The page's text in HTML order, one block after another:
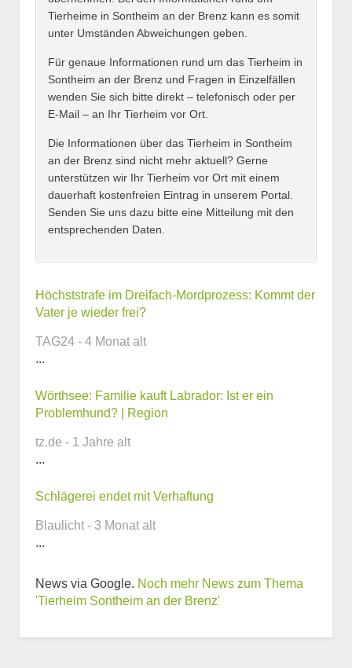
Name des Tierheims*
Kontaktmöglichkeiten
E-Mail-Adresse
Telefonnummer
Weitere Informationen
zum Tierheim
Tierheime in Sontheim an der Brenz kann es somit
unter Umständen Abweichungen geben.
Für genaue Informationen rund um das Tierheim in
Sontheim an der Brenz und Fragen in Einzelfällen
wenden Sie sich bitte direkt – telefonisch oder per
E-Mail – an Ihr Tierheim vor Ort.
Die Informationen über das Tierheim in Sontheim
an der Brenz sind nicht mehr aktuell? Gerne
unterstützen wir Ihr Tierheim vor Ort mit einem
dauerhaft kostenfreien Eintrag in unserem Portal.
Senden Sie uns dazu bitte eine Mitteilung mit den
entsprechenden Daten.
Höchststrafe im Dreifach-Mordprozess: Kommt der
Vater je wieder frei?
TAG24 - 4 Monat alt
...
Wörthsee: Familie kauft Labrador: Ist er ein
Problemhund? | Region
tz.de - 1 Jahre alt
...
Schlägerei endet mit Verhaftung
Blaulicht - 3 Monat alt
...
News via Google. Noch mehr News zum Thema
'Tierheim Sontheim an der Brenz'